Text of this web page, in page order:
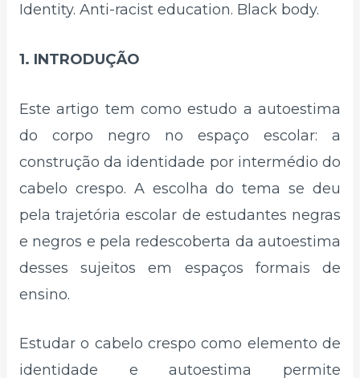
Identity. Anti-racist education. Black body.
1. INTRODUÇÃO
Este artigo tem como estudo a autoestima
do corpo negro no espaço escolar: a
construção da identidade por intermédio do
cabelo crespo. A escolha do tema se deu
pela trajetória escolar de estudantes negras
e negros e pela redescoberta da autoestima
desses sujeitos em espaços formais de
ensino.
Estudar o cabelo crespo como elemento de
identidade e autoestima permite